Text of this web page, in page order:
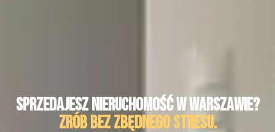
Sprzedajesz nieruchomość w Warszawie?
zrób bez zbędnego stresu.